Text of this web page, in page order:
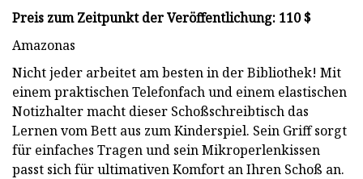
Preis zum Zeitpunkt der Veröffentlichung: 110 $
Amazonas
Nicht jeder arbeitet am besten in der Bibliothek! Mit
einem praktischen Telefonfach und einem elastischen
Notizhalter macht dieser Schoßschreibtisch das
Lernen vom Bett aus zum Kinderspiel. Sein Griff sorgt
für einfaches Tragen und sein Mikroperlenkissen
passt sich für ultimativen Komfort an Ihren Schoß an.